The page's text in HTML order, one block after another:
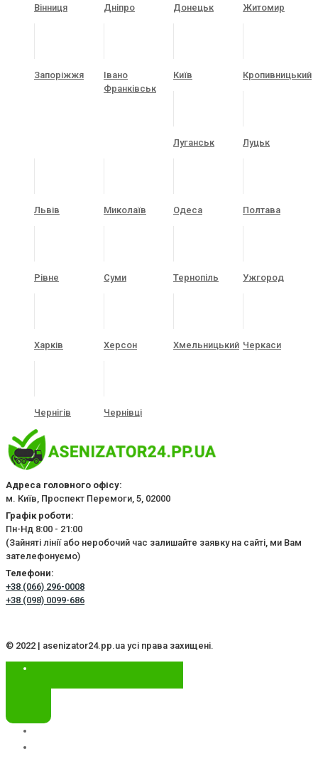
Вінниця Дніпро Донецьк Житомир
Запоріжжя
Івано
Франківськ
Київ Кропивницький
Луганськ Луцьк
Львів Миколаїв Одеса Полтава
Рівне Суми Тернопіль Ужгород
Харків Херсон Хмельницький Черкаси
Чернігів Чернівці
Адреса головного офісу:
м. Київ, Проспект Перемоги, 5, 02000
Графік роботи:
Пн-Нд 8:00 - 21:00
(Зайняті лінії або неробочий час залишайте заявку на сайті, ми Вам
зателефонуємо)
Телефони:
+38 (066) 296-0008
+38 (098) 0099-686
© 2022 | asenizator24.pp.ua усі права захищені.